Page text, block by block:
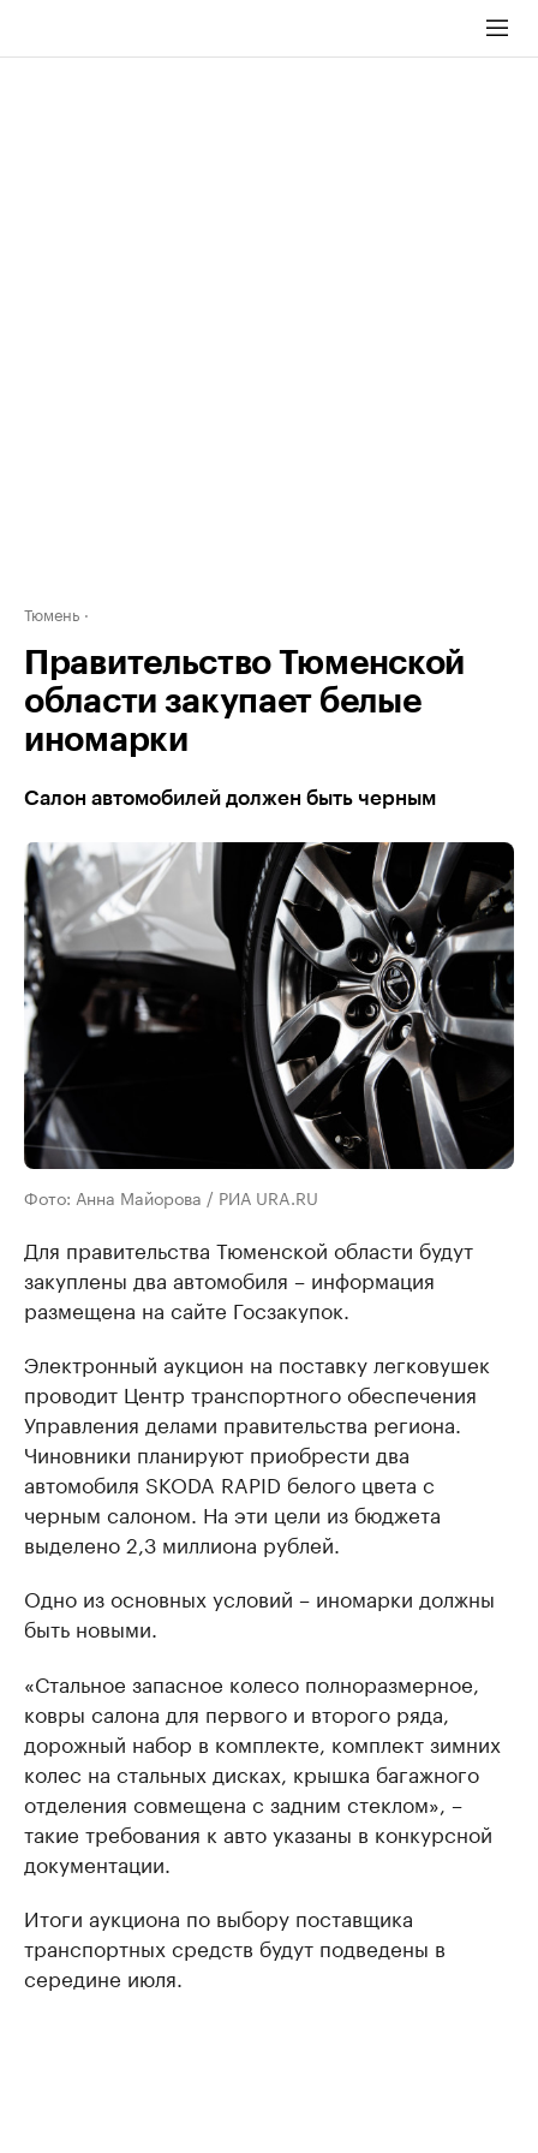
Тюмень
Правительство Тюменской
области закупает белые
иномарки
Салон автомобилей должен быть черным
Фото: Анна Майорова / РИА URA.RU
Для правительства Тюменской области будут
закуплены два автомобиля – информация
размещена на сайте Госзакупок.
Электронный аукцион на поставку легковушек
проводит Центр транспортного обеспечения
Управления делами правительства региона.
Чиновники планируют приобрести два
автомобиля SKODA RAPID белого цвета с
черным салоном. На эти цели из бюджета
выделено 2,3 миллиона рублей.
Одно из основных условий – иномарки должны
быть новыми.
«Стальное запасное колесо полноразмерное,
ковры салона для первого и второго ряда,
дорожный набор в комплекте, комплект зимних
колес на стальных дисках, крышка багажного
отделения совмещена с задним стеклом», –
такие требования к авто указаны в конкурсной
документации.
Итоги аукциона по выбору поставщика
транспортных средств будут подведены в
середине июля.